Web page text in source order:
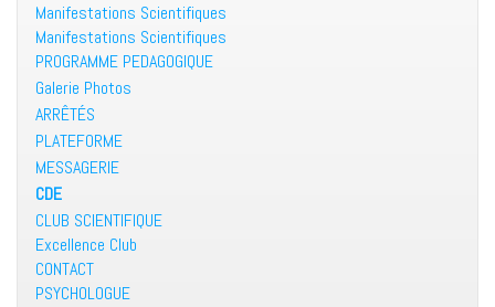
Manifestations Scientifiques
Manifestations Scientifiques
PROGRAMME PEDAGOGIQUE
Galerie Photos
ARRÊTÉS
PLATEFORME
MESSAGERIE
CDE
CLUB SCIENTIFIQUE
Excellence Club
CONTACT
PSYCHOLOGUE